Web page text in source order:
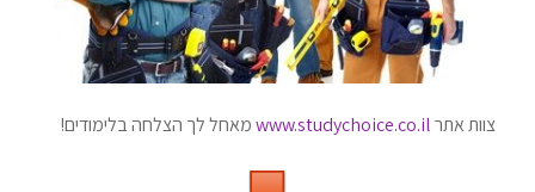
צוות אתרwww.studychoice.co.ilמאחל לך הצלחה בלימודים!